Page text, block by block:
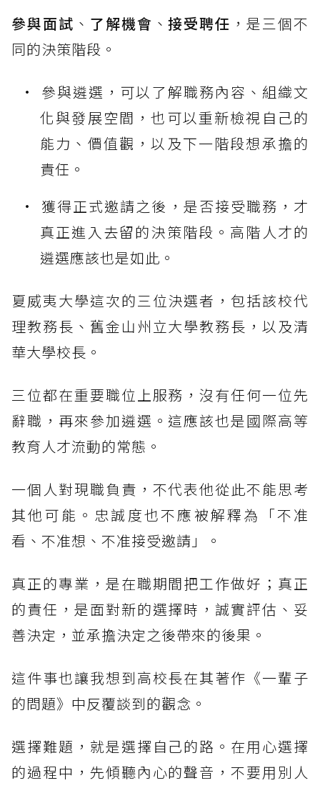
參與面試 、 了解機會 、接受聘任 ，是三個不
同的決策階段。
參與遴選，可以了解職務內容、組織文
化與發展空間，也可以重新檢視自己的
能力、價值觀，以及下一階段想承擔的
責任。
獲得正式邀請之後，是否接受職務，才
真正進入去留的決策階段。高階人才的
遴選應該也是如此。
夏威夷大學這次的三位決選者，包括該校代
理教務長、舊金山州立大學教務長，以及清
華大學校長。
三位都在重要職位上服務，沒有任何一位先
辭職，再來參加遴選。這應該也是國際高等
教育人才流動的常態。
一個人對現職負責，不代表他從此不能思考
其他可能。忠誠度也不應被解釋為「不准
看、不准想、不准接受邀請」。
真正的專業，是在職期間把工作做好；真正
的責任，是面對新的選擇時，誠實評估、妥
善決定，並承擔決定之後帶來的後果。
這件事也讓我想到高校長在其著作《一輩子
的問題》中反覆談到的觀念。
選擇難題，就是選擇自己的路。在用心選擇
的過程中，先傾聽內心的聲音，不要用別人